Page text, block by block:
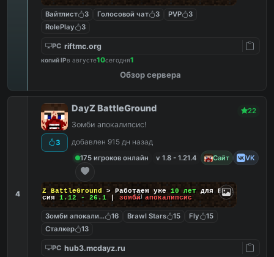
Вайтлист 3 Голосовой чат 3 PVP
3
RolePlay
3
PC riftmc.org
копий IPв августе10сегодня1
Обзор сервера
4
3
DayZ BattleGround 22
Зомби апокалипсис!
добавлен 915 дн назад
175 игроков онлайн
v 1.8 - 1.21.4 Сайт VK
DayZ BattleGround > Работаем уже 10 лет для Вас!
Версия 1.12 - 26.1 | зомби апокалипсис
Зомби апокалипсис16 Brawl Stars 15 Fly
15
Сталкер
13
PC hub3.mcdayz.ru